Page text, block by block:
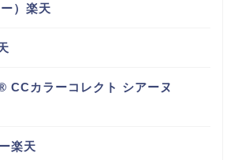
）楽天
CCカラーコレクト シアーヌ
楽天